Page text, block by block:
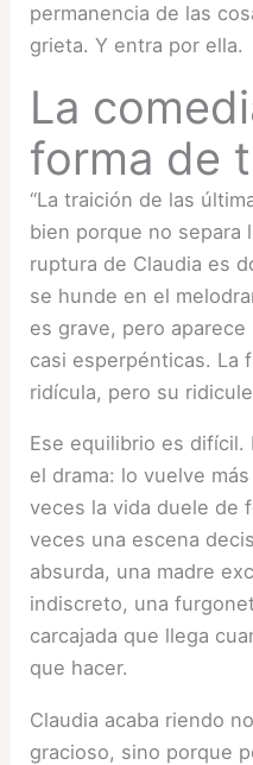
permanencia de las
grieta. Y entra por ella.
La
forma de
“La traición de las
bien porque no separa
ruptura de Claudia es
se hunde en el
es grave, pero
casi esperpénticas. La
ridícula, pero su
Ese equilibrio es difícil.
el drama: lo vuelve
veces la vida duele de
veces una escena
absurda, una madre
indiscreto, una
carcajada que llega
que hacer.
Claudia acaba riendo
gracioso, sino porque